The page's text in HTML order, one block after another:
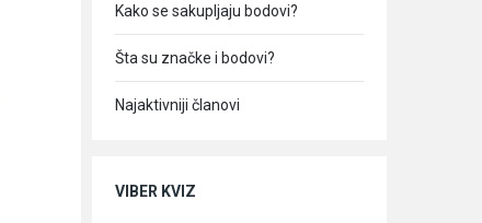
Kako se sakupljaju bodovi?
Šta su značke i bodovi?
Najaktivniji članovi
VIBER KVIZ